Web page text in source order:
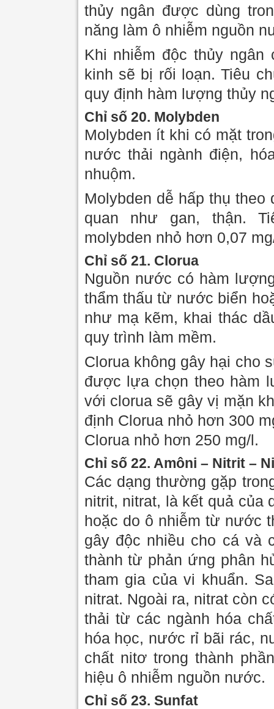
thủy ngân được dùng
năng làm ô nhiễm nguồn
Khi nhiễm độc thủy
kinh sẽ bị rối loạn. Tiêu
quy định hàm lượng thủy
Chỉ số 20. Molybden
Molybden ít khi có mặt
nước thải ngành điện,
nhuộm.
Molybden dễ hấp thụ
quan như gan, thận.
molybden nhỏ hơn 0,07
Chỉ số 21. Clorua
Nguồn nước có hàm
thẩm thấu từ nước biển
như mạ kẽm, khai thác
quy trình làm mềm.
Clorua không gây hại cho
được lựa chọn theo hàm
với clorua sẽ gây vị mặn
định Clorua nhỏ hơn 300
Clorua nhỏ hơn 250 mg/l.
Chỉ số 22. Amôni – Nitrit –
Các dạng thường gặp
nitrit, nitrat, là kết quả của
hoặc do ô nhiễm từ nước
gây độc nhiều cho cá và
thành từ phản ứng phân
tham gia của vi khuẩn.
nitrat. Ngoài ra, nitrat còn
thải từ các ngành hóa
hóa học, nước rỉ bãi rác,
chất nitơ trong thành
hiệu ô nhiễm nguồn nước.
Chỉ số 23. Sunfat